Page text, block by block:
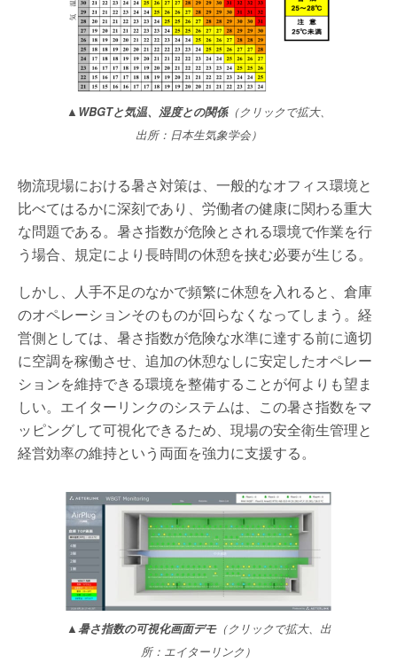
▲WBGTと気温、湿度との関係（クリックで拡大、
出所：日本生気象学会）
物流現場における暑さ対策は、一般的なオフィス環境と
比べてはるかに深刻であり、労働者の健康に関わる重大
な問題である。暑さ指数が危険とされる環境で作業を行
う場合、規定により長時間の休憩を挟む必要が生じる。
しかし、人手不足のなかで頻繁に休憩を入れると、倉庫
のオペレーションそのものが回らなくなってしまう。経
営側としては、暑さ指数が危険な水準に達する前に適切
に空調を稼働させ、追加の休憩なしに安定したオペレー
ションを維持できる環境を整備することが何よりも望ま
しい。エイターリンクのシステムは、この暑さ指数をマ
ッピングして可視化できるため、現場の安全衛生管理と
経営効率の維持という両面を強力に支援する。
▲暑さ指数の可視化画面デモ（クリックで拡大、出
所：エイターリンク）